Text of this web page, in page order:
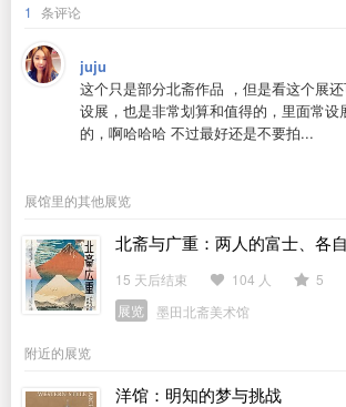
1 条评论
juju
这个只是部分北斋作品 ，但是看这个展
设展，也是非常划算和值得的，里面常设
的，啊哈哈哈 不过最好还是不要拍...
展馆里的其他展览
北斋与广重：两人的富士、各
15 天后结束 104 人
5
展览
墨田北斋美术馆
附近的展览
洋馆：明知的梦与挑战